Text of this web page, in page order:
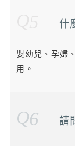
什
嬰幼兒、孕婦
用。
Q6 請